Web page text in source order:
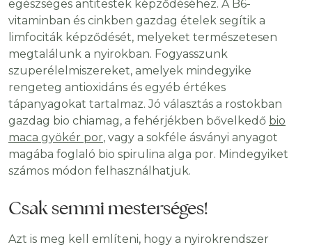
egészséges antitestek képződéséhez. A B6-
vitaminban és cinkben gazdag ételek segítik a
limfociták képződését, melyeket természetesen
megtalálunk a nyirokban. Fogyasszunk
szuperélelmiszereket, amelyek mindegyike
rengeteg antioxidáns és egyéb értékes
tápanyagokat tartalmaz. Jó választás a rostokban
gazdag bio chiamag, a fehérjékben bővelkedő bio
maca gyökér por, vagy a sokféle ásványi anyagot
magába foglaló bio spirulina alga por. Mindegyiket
számos módon felhasználhatjuk.
Csak semmi mesterséges!
Azt is meg kell említeni, hogy a nyirokrendszer